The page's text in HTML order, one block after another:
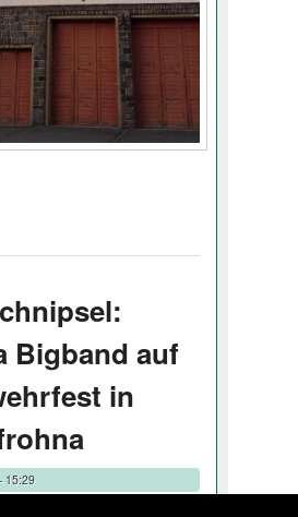
Bigband auf
in
15:29